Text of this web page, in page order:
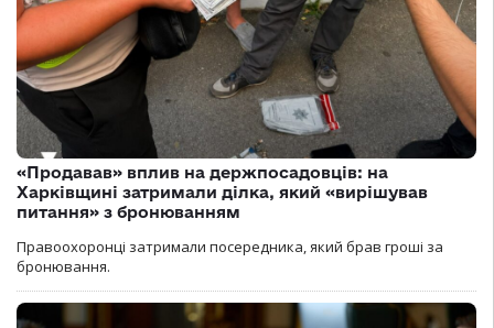
«Продавав» вплив на держпосадовців: на
Харківщині затримали ділка, який «вирішував
питання» з бронюванням
Правоохоронці затримали посередника, який брав гроші за
бронювання.